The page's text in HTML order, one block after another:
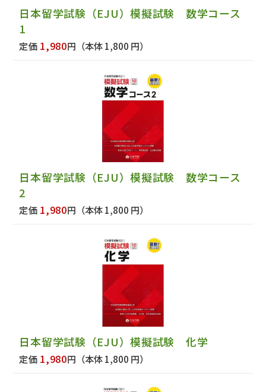
日本留学試験（EJU）模擬試験 数学コース
1
定価 1,980円 （本体 1,800 円）
日本留学試験（EJU）模擬試験 数学コース
2
定価 1,980円 （本体 1,800 円）
日本留学試験（EJU）模擬試験 化学
定価 1,980円 （本体 1,800 円）